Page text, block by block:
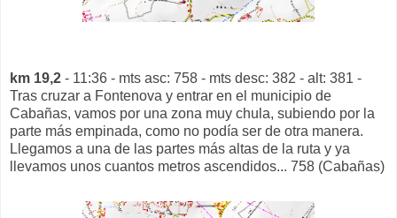
km 19,2 - 11:36 - mts asc: 758 - mts desc: 382 - alt: 381 -
Tras cruzar a Fontenova y entrar en el municipio de
Cabañas, vamos por una zona muy chula, subiendo por la
parte más empinada, como no podía ser de otra manera.
Llegamos a una de las partes más altas de la ruta y ya
llevamos unos cuantos metros ascendidos... 758 (Cabañas)